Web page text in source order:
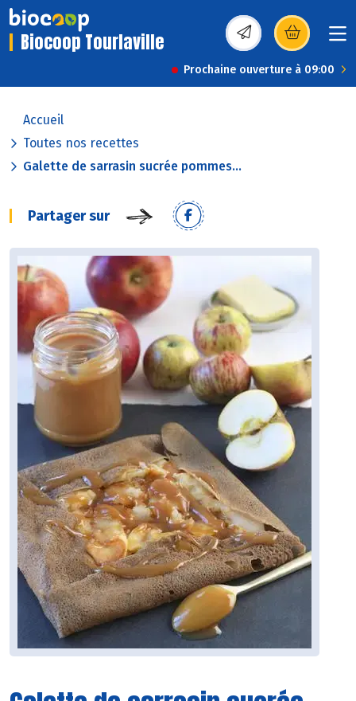
Biocoop Tourlaville (s’ouvre dans une
Prochaine ouverture à 09:00
Accueil
Toutes nos recettes
Galette de sarrasin sucrée pommes...
Partager sur